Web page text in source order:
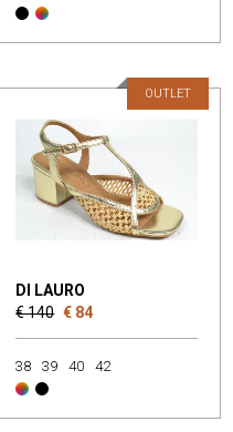
DI LAURO
€ 140 € 84
OUTLET
38 39 40 42